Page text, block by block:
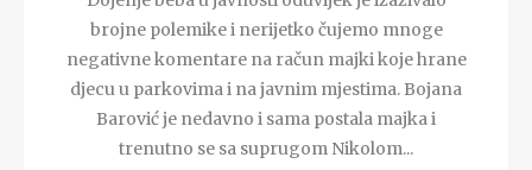
brojne polemike i nerijetko čujemo mnoge
negativne komentare na račun majki koje hrane
djecu u parkovima i na javnim mjestima. Bojana
Barović je nedavno i sama postala majka i
trenutno se sa suprugom Nikolom...